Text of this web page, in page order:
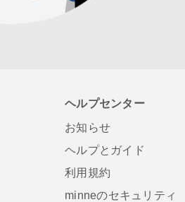
ヘルプセンター
お知らせ
ヘルプとガイド
利用規約
minneのセキュリティ